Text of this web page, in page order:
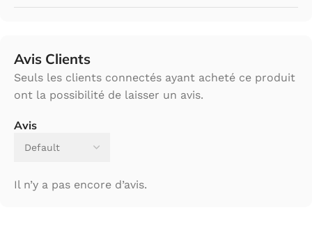
Avis Clients
Avis
Il n’y a pas encore d’avis.
Seuls les clients connectés ayant acheté ce produit
ont la possibilité de laisser un avis.